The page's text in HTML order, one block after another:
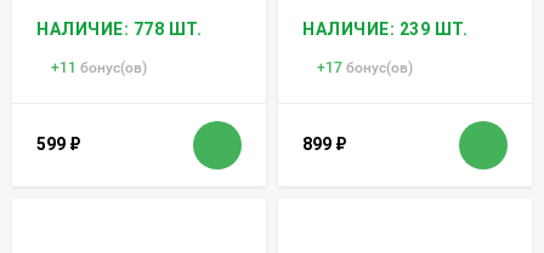
НАЛИЧИЕ: 778 ШТ.
+11 бонус(ов)
599 ₽
НАЛИЧИЕ: 239 ШТ.
+17 бонус(ов)
899 ₽